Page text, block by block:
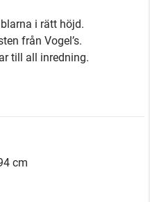
i rätt höjd.
från Vogel’s.
till all inredning.
cm